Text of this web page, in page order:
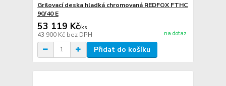
Grilovací deska hladká chromovaná REDFOX FTHC
90/40 E
53 119 Kč/ks
43 900 Kč bez DPH na dotaz
Přidat do košíku